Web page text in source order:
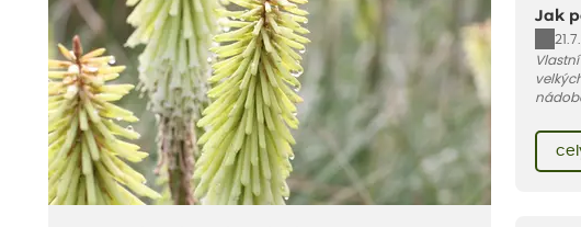
Jak
pár